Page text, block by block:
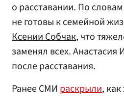
о расставании. По
не готовы к семейной
Ксении Собчак, что
заменял всех.
после расставания.
Ранее СМИ раскрыли,